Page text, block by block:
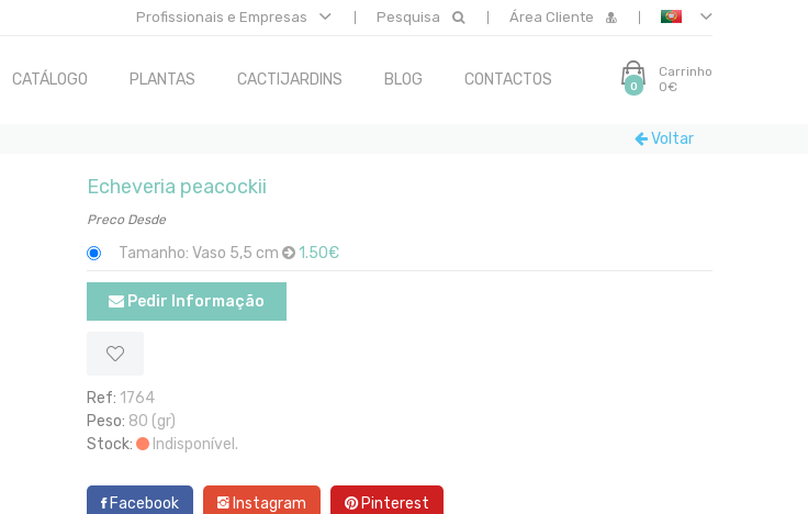
Profissionais e Empresas Pesquisa Área Cliente
CATÁLOGO PLANTAS CACTIJARDINS BLOG CONTACTOS 0
Carrinho
0€
Voltar
Echeveria peacockii
Preco Desde
Tamanho: Vaso 5,5 cm 1.50€
Pedir Informação
Ref: 1764
Peso: 80 (gr)
Stock:
Indisponível.
Facebook Instagram Pinterest